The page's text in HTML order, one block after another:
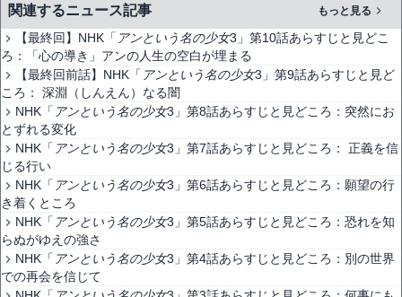
関連するニュース記事 もっと見る
【最終回】NHK「 アンという名の少女3」第10話あらすじと見どこ
ろ：「心の導き」アンの人生の空白が埋まる
【最終回前話】NHK「 アンという名の少女3」第9話あらすじと見ど
ころ： 深淵（しんえん）なる闇
NHK「 アンという名の少女3」第8話あらすじと見どころ：突然にお
とずれる変化
NHK「 アンという名の少女3」第7話あらすじと見どころ： 正義を信
じる行い
NHK「 アンという名の少女3」第6話あらすじと見どころ：願望の行
き着くところ
NHK「 アンという名の少女3」第5話あらすじと見どころ：恐れを知
らぬがゆえの強さ
NHK「 アンという名の少女3」第4話あらすじと見どころ：別の世界
での再会を信じて